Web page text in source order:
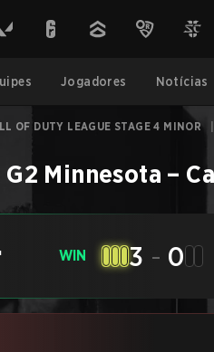
Jogadores Notícias
OF DUTY LEAGUE STAGE 4 MINOR
G2 Minnesota –
WIN 3 - 0